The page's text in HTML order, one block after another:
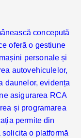
concepută
oferă o gestiune
personale și
autovehiculelor,
daunelor, evidența
asigurarea RCA
și programarea
permite din
o platformă